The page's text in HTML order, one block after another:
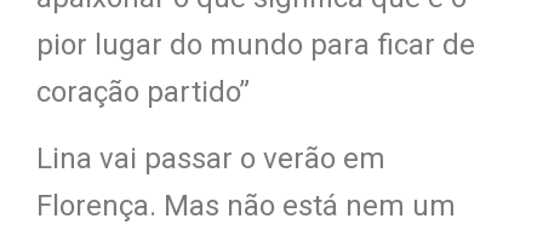
pior lugar do mundo para ficar de
coração partido”
Lina vai passar o verão em
Florença. Mas não está nem um